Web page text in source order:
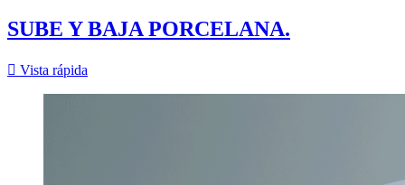
SUBE Y BAJA PORCELANA.
 Vista rápida